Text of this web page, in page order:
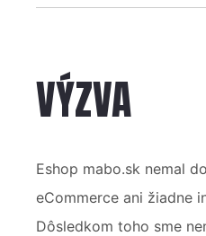
VÝZVA
Eshop mabo.sk nemal
eCommerce ani žiadne
Dôsledkom toho sme